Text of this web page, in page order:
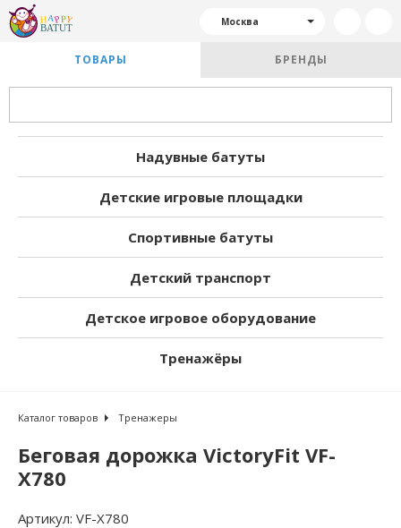
Москва
ТОВАРЫ БРЕНДЫ
Надувные батуты
Детские игровые площадки
Спортивные батуты
Детский транспорт
Детское игровое оборудование
Тренажёры
Каталог товаров Тренажеры
Беговая дорожка VictoryFit VF-
X780
Артикул: VF-X780